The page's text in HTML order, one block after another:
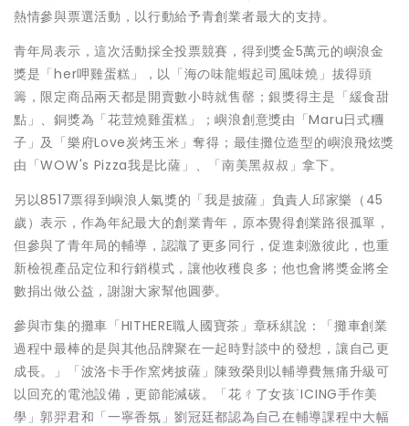
熱情參與票選活動，以行動給予青創業者最大的支持。
青年局表示，這次活動採全投票競賽，得到獎金5萬元的嶼浪金
獎是「her呷雞蛋糕」，以「海の味龍蝦起司風味燒」拔得頭
籌，限定商品兩天都是開賣數小時就售罄；銀獎得主是「緩食甜
點」、銅獎為「花荳燒雞蛋糕」；嶼浪創意獎由「Maru日式糰
子」及「樂府Love炭烤玉米」奪得；最佳攤位造型的嶼浪飛炫獎
由「WOW's Pizza我是比薩」、「南美黑叔叔」拿下。
另以8517票得到嶼浪人氣獎的「我是披薩」負責人邱家樂（45
歲）表示，作為年紀最大的創業青年，原本覺得創業路很孤單，
但參與了青年局的輔導，認識了更多同行，促進刺激彼此，也重
新檢視產品定位和行銷模式，讓他收穫良多；他也會將獎金將全
數捐出做公益，謝謝大家幫他圓夢。
參與市集的攤車「HITHERE職人國寶茶」章秝綨說：「攤車創業
過程中最棒的是與其他品牌聚在一起時對談中的發想，讓自己更
成長。」「波洛卡手作窯烤披薩」陳致榮則以輔導費無痛升級可
以回充的電池設備，更節能減碳。「花ㄔ了女孩˙ICING手作美
學」郭羿君和「一寧香氛」劉冠廷都認為自己在輔導課程中大幅